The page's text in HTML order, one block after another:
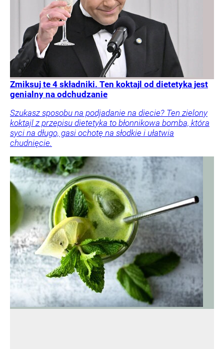
Zmiksuj te 4 składniki. Ten koktajl od dietetyka jest
genialny na odchudzanie
Szukasz sposobu na podjadanie na diecie? Ten zielony
koktajl z przepisu dietetyka to błonnikowa bomba, która
syci na długo, gasi ochotę na słodkie i ułatwia
chudnięcie.